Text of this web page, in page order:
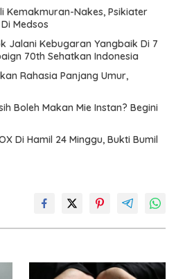
Kemakmuran-Nakes, Psikiater
Medsos
Jalani Kebugaran Yangbaik Di 7
70th Sehatkan Indonesia
Rahasia Panjang Umur,
Boleh Makan Mie Instan? Begini
Di Hamil 24 Minggu, Bukti Bumil